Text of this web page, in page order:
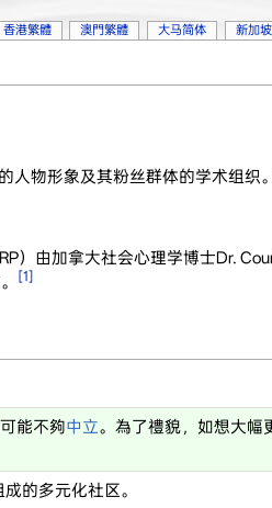
人物形象及其粉丝群体的学术组织
）由加拿大社会心理学博士Dr.
[1]
能不夠中立。為了禮貌，如想大幅
的多元化社区。
香港繁體 澳門繁體 大马简体 新加